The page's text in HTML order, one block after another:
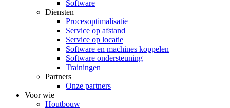
Software
Diensten
Procesoptimalisatie
Service op afstand
Service op locatie
Software en machines koppelen
Software ondersteuning
Trainingen
Partners
Onze partners
Voor wie
Houtbouw